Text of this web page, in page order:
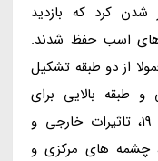
کرد که بازدید
های اسب حفظ شدند.
از دو طبقه تشکیل
و طبقه بالایی برای
زمستان بود. در طول قرن های 18 و 19، تاثیرات خارجی و
چشمه های مرکزی و